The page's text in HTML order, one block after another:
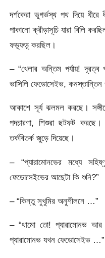
দর্শকেরা ভূগর্ভস্থ পথ দিয়ে ধীরে
পাকানো ক্রীড়াসূচি যারা বিলি
ফড়্‌ফড়্‌ করছিল।
– “খেলার অন্তিম পর্যায়! দূরত্ব
ভাসিলি ফেডোসেইভ, কনস্তান্তিন
আকাশে সূর্য ঝলমল করছে।
পদচারণা, শিশুরা ছটফট
তর্কবিতর্ক জুড়ে দিয়েছে।
– “প্যারামোনভের মধ্যে
ফেডোসেইভের আছেটা কি শুনি?”
– “কিন্তু সুখুমির অনুশীলনে …”
– “থামো তো! প্যারামোনভ আর
প্যারামোনভ যখন ফেডোসেইভ …”